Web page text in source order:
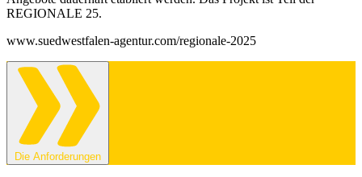
REGIONALE 25.
www.suedwestfalen-agentur.com/regionale-2025
Die Anforderungen